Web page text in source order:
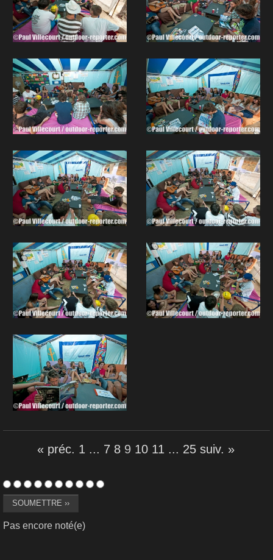
« préc. 1 ... 7 8 9 10 11 ... 25 suiv. »
Pas encore noté(e)